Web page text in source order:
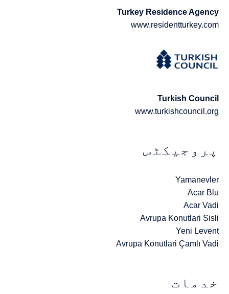
Turkey Residence Agency
www.residentturkey.com
Turkish Council
www.turkishcouncil.org
پروجیکٹس
Yamanevler
Acar Blu
Acar Vadi
Avrupa Konutlari Sisli
Yeni Levent
Avrupa Konutlari Çamlı Vadi
خدمات